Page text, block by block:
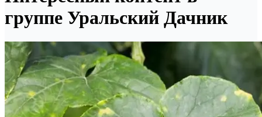
группе Уральский Дачник